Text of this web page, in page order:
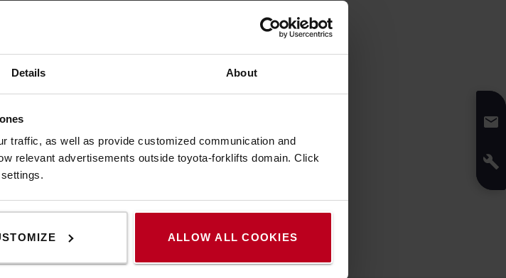
Details About
traffic, as well as provide customized communication and
relevant advertisements outside toyota-forklifts domain. Click
ALLOW ALL COOKIES